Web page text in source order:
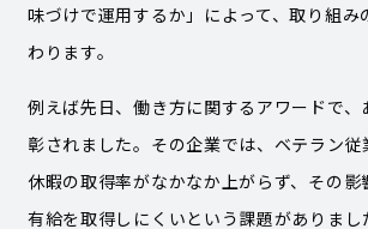
味づけで運用するか」によって、取り組み
わります。
例えば先日、働き方に関するアワードで、
彰されました。その企業では、ベテラン
休暇の取得率がなかなか上がらず、その影
有給を取得しにくいという課題がありま